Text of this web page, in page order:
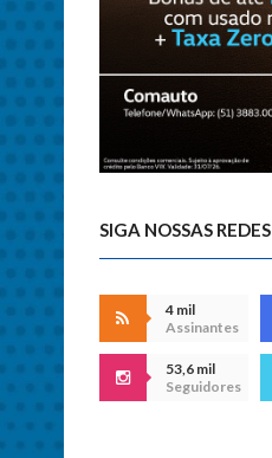
SIGA NOSSAS REDES
4 mil
Assinantes
53,6 mil
Seguidores